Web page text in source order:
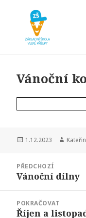
Vánoční
Publikováno:
1.12.2023 Autor:
příspěvek
PŘEDCHOZÍ
Předchozí
Vánoční dílny
POKRAČOVAT
Následující
Říjen a